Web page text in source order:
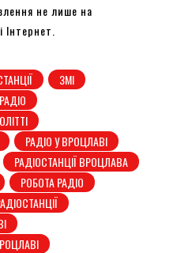
не лише на
ЗМІ
РАДІО У ВРОЦЛАВІ
РАДІОСТАНЦІЇ ВРОЦЛАВА
РОБОТА РАДІО